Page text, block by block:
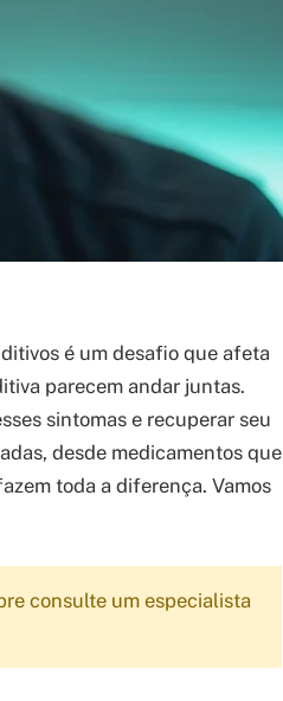
é um desafio que afeta
parecem andar juntas.
sintomas e recuperar seu
desde medicamentos que
toda a diferença. Vamos
consulte um especialista